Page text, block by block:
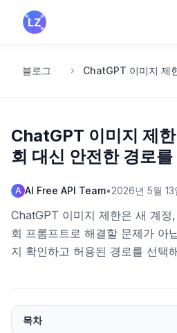
본문으로 건너뛰기
블로그
ChatGPT 이미지 제
회 대신 안전한 경로를
A AI Free API Team•2026년 5월 13
ChatGPT 이미지 제한은 새 계
회 프롬프트로 해결할 문제가 아
지 확인하고 허용된 경로를 선택
목차